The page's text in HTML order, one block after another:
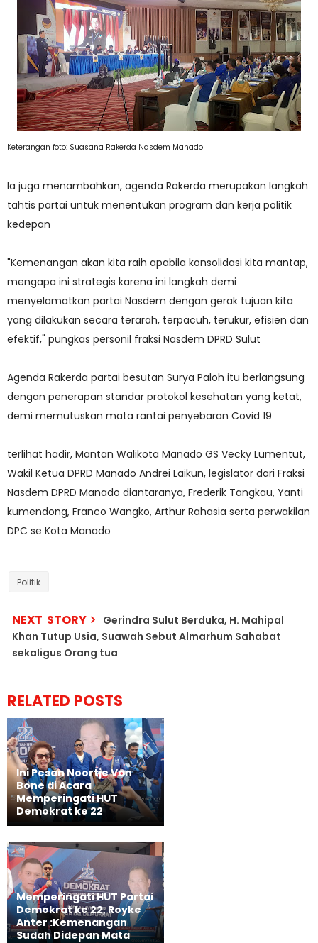
Keterangan foto: Suasana Rakerda Nasdem Manado
Ia juga menambahkan, agenda Rakerda merupakan langkah
tahtis partai untuk menentukan program dan kerja politik
kedepan
"Kemenangan akan kita raih apabila konsolidasi kita mantap,
mengapa ini strategis karena ini langkah demi
menyelamatkan partai Nasdem dengan gerak tujuan kita
yang dilakukan secara terarah, terpacuh, terukur, efisien dan
efektif," pungkas personil fraksi Nasdem DPRD Sulut
Agenda Rakerda partai besutan Surya Paloh itu berlangsung
dengan penerapan standar protokol kesehatan yang ketat,
demi memutuskan mata rantai penyebaran Covid 19
terlihat hadir, Mantan Walikota Manado GS Vecky Lumentut,
Wakil Ketua DPRD Manado Andrei Laikun, legislator dari Fraksi
Nasdem DPRD Manado diantaranya, Frederik Tangkau, Yanti
kumendong, Franco Wangko, Arthur Rahasia serta perwakilan
DPC se Kota Manado
Politik
NEXT STORY
Gerindra Sulut Berduka, H. Mahipal
Khan Tutup Usia, Suawah Sebut Almarhum Sahabat
sekaligus Orang tua
RELATED POSTS
Ini Pesan Noortje Van
Bone di Acara
Memperingati HUT
Demokrat ke 22
Memperingati HUT Partai
Demokrat ke 22, Royke
Anter :Kemenangan
Sudah Didepan Mata